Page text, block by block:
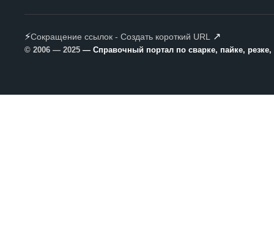
⚡Сокращение ссылок - Создать короткий URL ↗
© 2006 — 2025 — Справочный портал по сварке, пайке,